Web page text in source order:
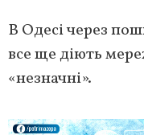
В Одесі через
все ще діють
«незначні».